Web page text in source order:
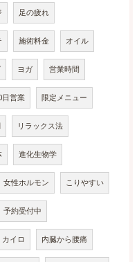
足の疲れ
施術料金 オイル
ヨガ 営業時間
日営業 限定メニュー
リラックス法
進化生物学
女性ホルモン こりやすい
予約受付中
カイロ 内臓から腰痛